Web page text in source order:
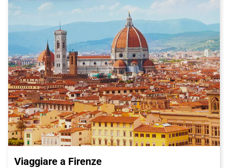
sabbia calda. Se sei un appassionato di storia e arte, non puoi
perderti la visita al Museo di Capodimonte, che ospita una
vasta collezione di dipinti, sculture e oggetti d'arte.
Per raggiungere Napoli in modo rapido e confortevole, ti
consigliamo di scegliere il treno Italo. Con Italo, potrai goderti
un viaggio piacevole e rilassante, con collegamenti frequenti da
molte città italiane. Il treno ti porterà direttamente nel cuore di
Napoli, permettendoti di iniziare la tua avventura senza stress.
Quindi, cosa stai aspettando? Pianifica il tuo viaggio a Napoli e
scopri la bellezza e i sapori autentici di questa affascinante
città. Acquista subito il tuo biglietto Italo per Napoli e preparati
a vivere un'esperienza indimenticabile!
Viaggiare a Firenze